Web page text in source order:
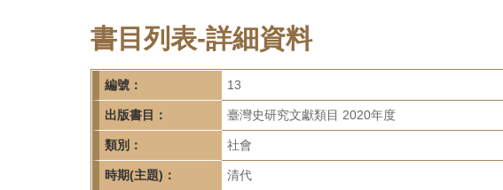
史
研
究
所-
首
書目列表-詳細資料
編號： 13
出版書目： 臺灣史研究文獻類目 2020年度
類別： 社會
時期(主題)： 清代